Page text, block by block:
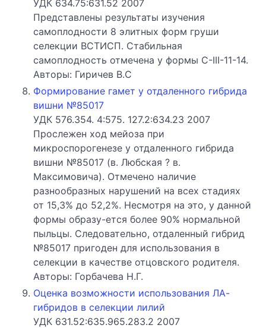
УДК 634.75:631.52 2007
Представлены результаты изучения
самоплодности 8 элитных форм груши
селекции ВСТИСП. Стабильная
самоплодность отмечена у формы C-III-11-14.
Авторы: Гиричев В.С
Формирование гамет у отдаленного гибрида
вишни №85017
УДК 576.354. 4:575. 127.2:634.23 2007
Прослежен ход мейоза при
микроспорогенезе у отдаленного гибрида
вишни №85017 (в. Любская ? в.
Максимовича). Отмечено наличие
разнообразных нарушений на всех стадиях
от 15,3% до 52,2%. Несмотря на это, у данной
формы образу-ется более 90% нормальной
пыльцы. Следовательно, отдаленный гибрид
№85017 пригоден для использования в
селекции в качестве отцовского родителя.
Авторы: Горбачева Н.Г.
Оценка возможности использования ЛА-
гибридов в селекции лилий
УДК 631.52:635.965.283.2 2007